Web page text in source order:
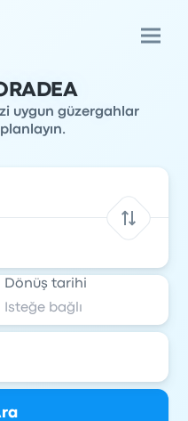
uygun güzergahlar
Dönüş tarihi